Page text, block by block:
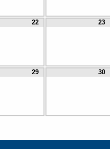
22 23
29 30